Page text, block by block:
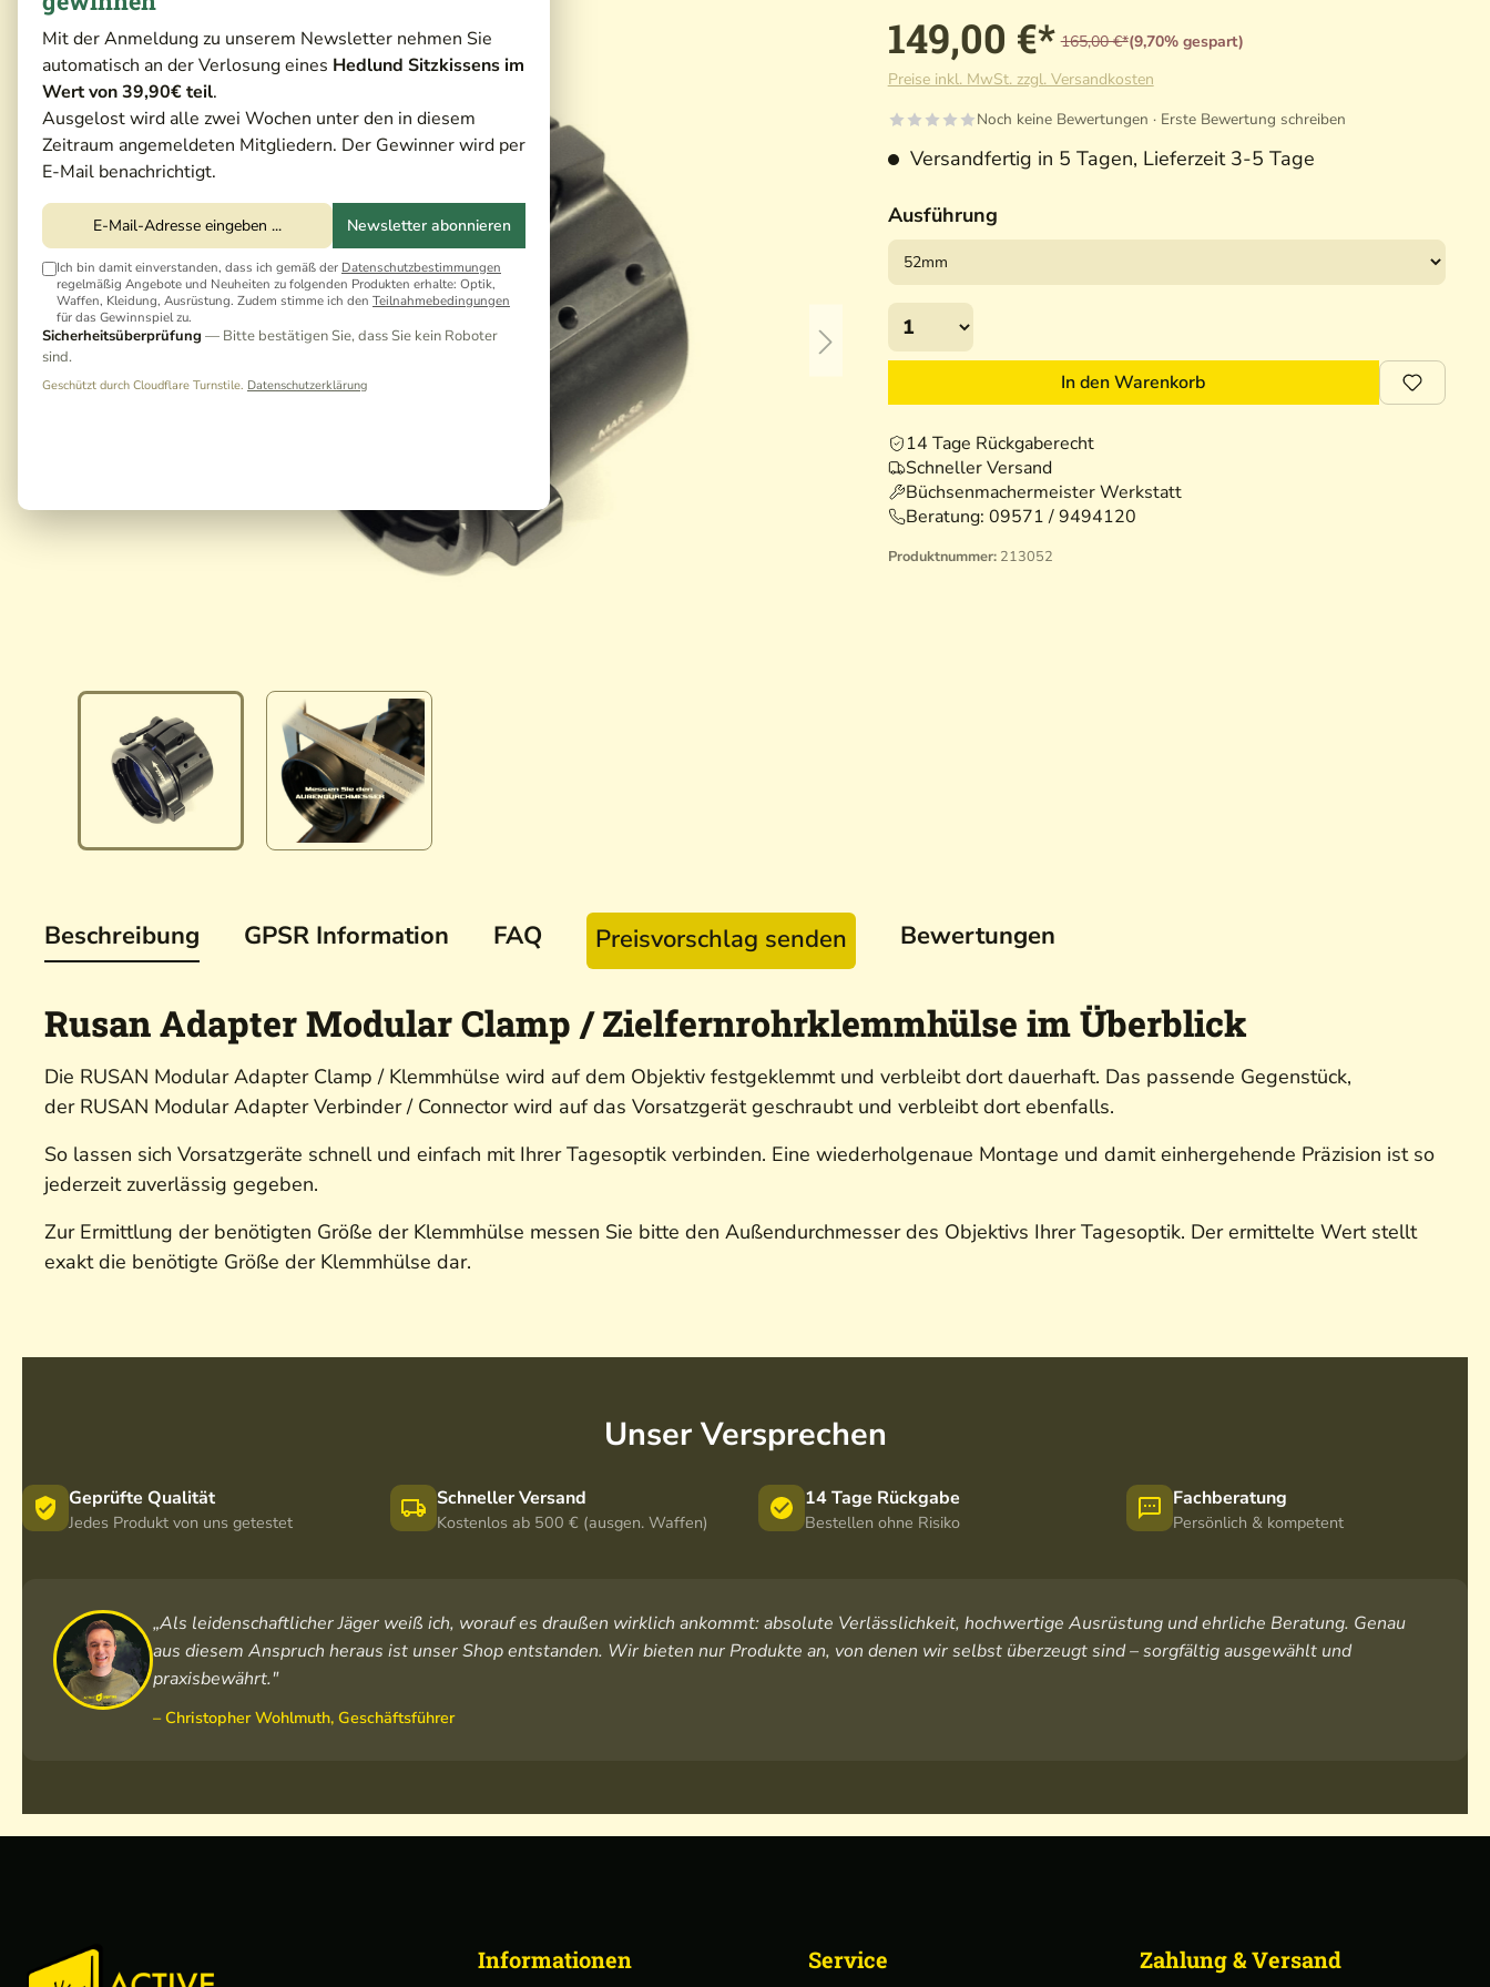
Mit der Anmeldung zu unserem Newsletter nehmen Sie
automatisch an der Verlosung eines Hedlund Sitzkissens im
Wert von 39,90€ teil.
Ausgelost wird alle zwei Wochen unter den in diesem
Zeitraum angemeldeten Mitgliedern. Der Gewinner wird per
E-Mail benachrichtigt.
Newsletter abonnieren
Ich bin damit einverstanden, dass ich gemäß der Datenschutzbestimmungen
regelmäßig Angebote und Neuheiten zu folgenden Produkten erhalte: Optik,
Waffen, Kleidung, Ausrüstung. Zudem stimme ich den Teilnahmebedingungen
für das Gewinnspiel zu.
Sicherheitsüberprüfung — Bitte bestätigen Sie, dass Sie kein Roboter
sind.
Geschützt durch Cloudflare Turnstile. Datenschutzerklärung
149,00 €* 165,00 €*(9,70% gespart)
Preise inkl. MwSt. zzgl. Versandkosten
Noch keine Bewertungen · Erste Bewertung schreiben
Versandfertig in 5 Tagen, Lieferzeit 3-5 Tage
Ausführung
In den Warenkorb
14 Tage Rückgaberecht
Schneller Versand
Büchsenmachermeister Werkstatt
Beratung: 09571 / 9494120
Produktnummer: 213052
Beschreibung GPSR Information FAQ Preisvorschlag senden Bewertungen
Rusan Adapter Modular Clamp / Zielfernrohrklemmhülse im Überblick
Die RUSAN Modular Adapter Clamp / Klemmhülse wird auf dem Objektiv festgeklemmt und verbleibt dort dauerhaft. Das passende Gegenstück,
der RUSAN Modular Adapter Verbinder / Connector wird auf das Vorsatzgerät geschraubt und verbleibt dort ebenfalls.
So lassen sich Vorsatzgeräte schnell und einfach mit Ihrer Tagesoptik verbinden. Eine wiederholgenaue Montage und damit einhergehende Präzision ist so
jederzeit zuverlässig gegeben.
Zur Ermittlung der benötigten Größe der Klemmhülse messen Sie bitte den Außendurchmesser des Objektivs Ihrer Tagesoptik. Der ermittelte Wert stellt
exakt die benötigte Größe der Klemmhülse dar.
Unser Versprechen
Geprüfte Qualität
Jedes Produkt von uns getestet
Schneller Versand
Kostenlos ab 500 € (ausgen. Waffen)
14 Tage Rückgabe
Bestellen ohne Risiko
Fachberatung
Persönlich & kompetent
„Als leidenschaftlicher Jäger weiß ich, worauf es draußen wirklich ankommt: absolute Verlässlichkeit, hochwertige Ausrüstung und ehrliche Beratung. Genau
aus diesem Anspruch heraus ist unser Shop entstanden. Wir bieten nur Produkte an, von denen wir selbst überzeugt sind – sorgfältig ausgewählt und
praxisbewährt."
– Christopher Wohlmuth, Geschäftsführer
Informationen Service Zahlung & Versand